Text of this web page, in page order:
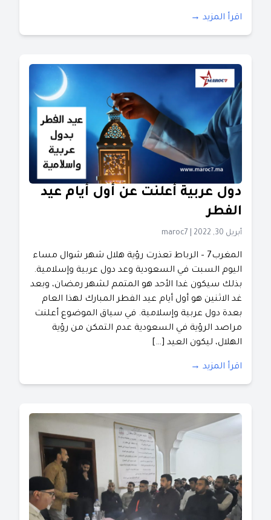
اقرأ المزيد →
دول عربية أعلنت عن أول أيام عيد
الفطر
أبريل 30, 2022 maroc7
المغرب7 – الرباط تعذرت رؤية هلال شهر شوال مساء
اليوم السبت في السعودية وعد دول عربية وإسلامية.
بذلك سيكون غدا الأحد هو المتمم لشهر رمضان، وبعد
غد الاثنين هو أول أيام عيد الفطر المبارك لهذا العام
بعدة دول عربية وإسلامية. في سياق الموضوع أعلنت
مراصد الرؤية في السعودية عدم التمكن من رؤية
الهلال، ليكون العيد […]
اقرأ المزيد →